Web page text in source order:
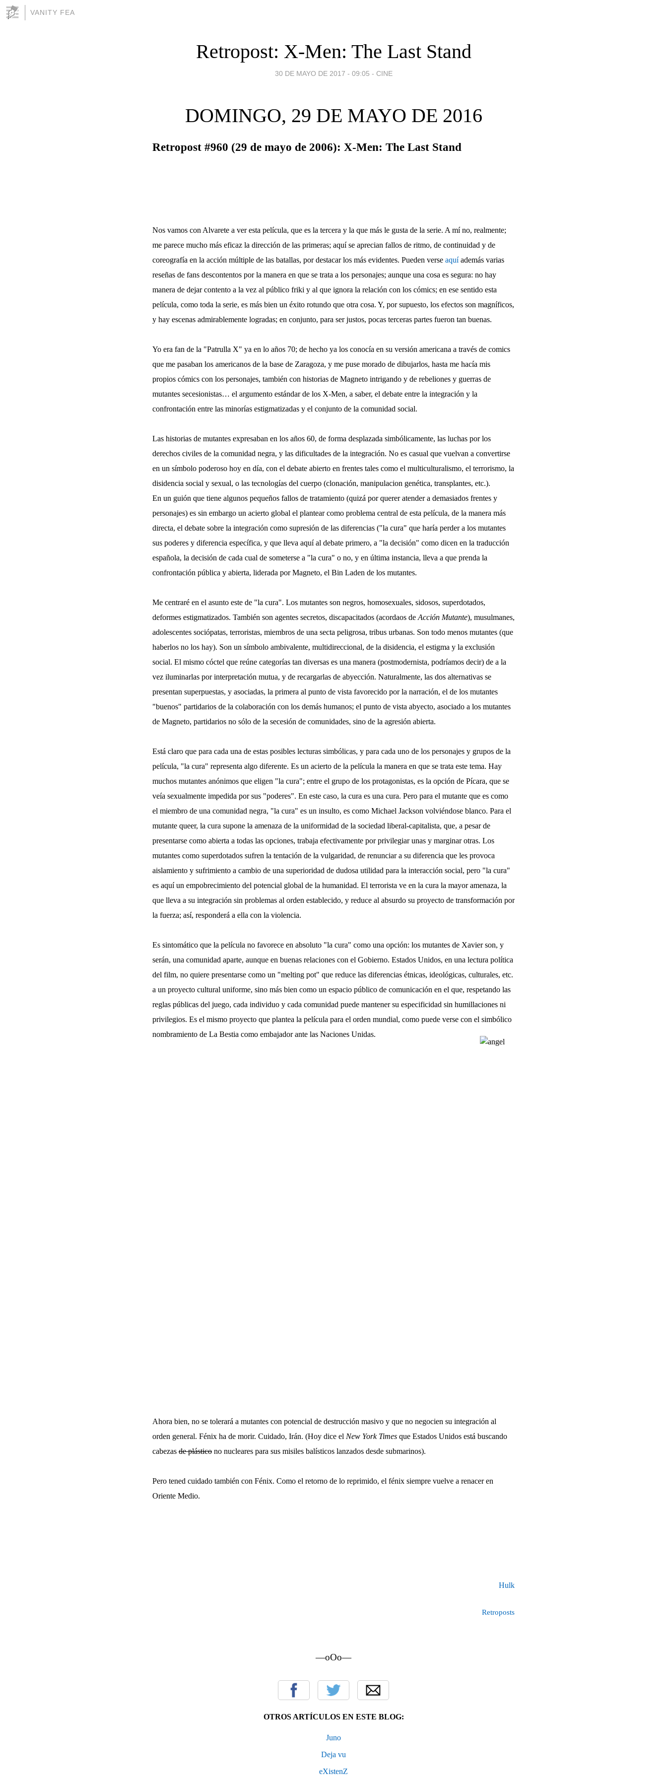
VANITY FEA
Retropost: X-Men: The Last Stand
30 DE MAYO DE 2017 - 09:05 - CINE
DOMINGO, 29 DE MAYO DE 2016
Retropost #960 (29 de mayo de 2006): X-Men: The Last Stand
Nos vamos con Alvarete a ver esta película, que es la tercera y la que más le gusta de la serie. A mí no, realmente;
me parece mucho más eficaz la dirección de las primeras; aquí se aprecian fallos de ritmo, de continuidad y de
coreografía en la acción múltiple de las batallas, por destacar los más evidentes. Pueden verse aquíademás varias
reseñas de fans descontentos por la manera en que se trata a los personajes; aunque una cosa es segura: no hay
manera de dejar contento a la vez al público friki y al que ignora la relación con los cómics; en ese sentido esta
película, como toda la serie, es más bien un éxito rotundo que otra cosa. Y, por supuesto, los efectos son magníficos,
y hay escenas admirablemente logradas; en conjunto, para ser justos, pocas terceras partes fueron tan buenas.
Yo era fan de la "Patrulla X" ya en lo años 70; de hecho ya los conocía en su versión americana a través de comics
que me pasaban los americanos de la base de Zaragoza, y me puse morado de dibujarlos, hasta me hacía mis
propios cómics con los personajes, también con historias de Magneto intrigando y de rebeliones y guerras de
mutantes secesionistas… el argumento estándar de los X-Men, a saber, el debate entre la integración y la
confrontación entre las minorías estigmatizadas y el conjunto de la comunidad social.
Las historias de mutantes expresaban en los años 60, de forma desplazada simbólicamente, las luchas por los
derechos civiles de la comunidad negra, y las dificultades de la integración. No es casual que vuelvan a convertirse
en un símbolo poderoso hoy en día, con el debate abierto en frentes tales como el multiculturalismo, el terrorismo, la
disidencia social y sexual, o las tecnologías del cuerpo (clonación, manipulacion genética, transplantes, etc.).
En un guión que tiene algunos pequeños fallos de tratamiento (quizá por querer atender a demasiados frentes y
personajes) es sin embargo un acierto global el plantear como problema central de esta película, de la manera más
directa, el debate sobre la integración como supresión de las diferencias ("la cura" que haría perder a los mutantes
sus poderes y diferencia específica, y que lleva aquí al debate primero, a "la decisión" como dicen en la traducción
española, la decisión de cada cual de someterse a "la cura" o no, y en última instancia, lleva a que prenda la
confrontación pública y abierta, liderada por Magneto, el Bin Laden de los mutantes.
Me centraré en el asunto este de "la cura". Los mutantes son negros, homosexuales, sidosos, superdotados,
deformes estigmatizados. También son agentes secretos, discapacitados (acordaos de Acción Mutante), musulmanes,
adolescentes sociópatas, terroristas, miembros de una secta peligrosa, tribus urbanas. Son todo menos mutantes (que
haberlos no los hay). Son un símbolo ambivalente, multidireccional, de la disidencia, el estigma y la exclusión
social. El mismo cóctel que reúne categorías tan diversas es una manera (postmodernista, podríamos decir) de a la
vez iluminarlas por interpretación mutua, y de recargarlas de abyección. Naturalmente, las dos alternativas se
presentan superpuestas, y asociadas, la primera al punto de vista favorecido por la narración, el de los mutantes
"buenos" partidarios de la colaboración con los demás humanos; el punto de vista abyecto, asociado a los mutantes
de Magneto, partidarios no sólo de la secesión de comunidades, sino de la agresión abierta.
Está claro que para cada una de estas posibles lecturas simbólicas, y para cada uno de los personajes y grupos de la
película, "la cura" representa algo diferente. Es un acierto de la película la manera en que se trata este tema. Hay
muchos mutantes anónimos que eligen "la cura"; entre el grupo de los protagonistas, es la opción de Pícara, que se
veía sexualmente impedida por sus "poderes". En este caso, la cura es una cura. Pero para el mutante que es como
el miembro de una comunidad negra, "la cura" es un insulto, es como Michael Jackson volviéndose blanco. Para el
mutante queer, la cura supone la amenaza de la uniformidad de la sociedad liberal-capitalista, que, a pesar de
presentarse como abierta a todas las opciones, trabaja efectivamente por privilegiar unas y marginar otras. Los
mutantes como superdotados sufren la tentación de la vulgaridad, de renunciar a su diferencia que les provoca
aislamiento y sufrimiento a cambio de una superioridad de dudosa utilidad para la interacción social, pero "la cura"
es aquí un empobrecimiento del potencial global de la humanidad. El terrorista ve en la cura la mayor amenaza, la
que lleva a su integración sin problemas al orden establecido, y reduce al absurdo su proyecto de transformación por
la fuerza; así, responderá a ella con la violencia.
Es sintomático que la película no favorece en absoluto "la cura" como una opción: los mutantes de Xavier son, y
serán, una comunidad aparte, aunque en buenas relaciones con el Gobierno. Estados Unidos, en una lectura política
del film, no quiere presentarse como un "melting pot" que reduce las diferencias étnicas, ideológicas, culturales, etc.
a un proyecto cultural uniforme, sino más bien como un espacio público de comunicación en el que, respetando las
reglas públicas del juego, cada individuo y cada comunidad puede mantener su especificidad sin humillaciones ni
privilegios. Es el mismo proyecto que plantea la película para el orden mundial, como puede verse con el simbólico
nombramiento de La Bestia como embajador ante las Naciones Unidas.
Ahora bien, no se tolerará a mutantes con potencial de destrucción masivo y que no negocien su integración al
orden general. Fénix ha de morir. Cuidado, Irán. (Hoy dice el New York Times que Estados Unidos está buscando
cabezas de plástico no nucleares para sus misiles balísticos lanzados desde submarinos).
Pero tened cuidado también con Fénix. Como el retorno de lo reprimido, el fénix siempre vuelve a renacer en
Oriente Medio.
Hulk
Retroposts
—oOo—
OTROS ARTÍCULOS EN ESTE BLOG:
Juno
Deja vu
eXistenZ